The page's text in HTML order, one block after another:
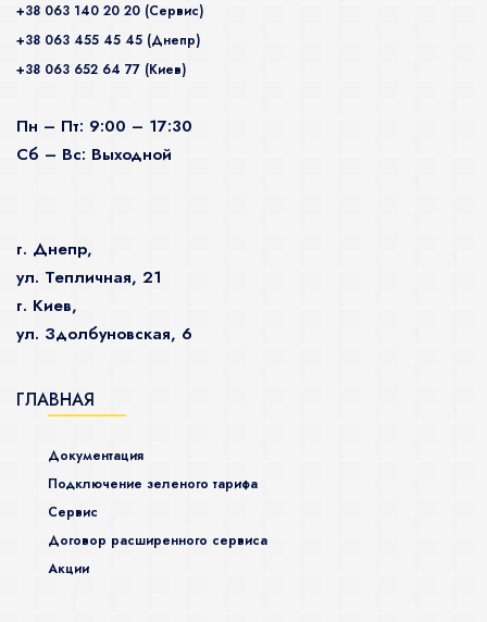
+38 063 140 20 20 (Сервис)
+38 063 455 45 45 (Днепр)
+38 063 652 64 77 (Киев)
Пн – Пт: 9:00 – 17:30
Сб – Вс: Выходной
г. Днепр,
ул. Тепличная, 21
г. Киев,
ул. Здолбуновская, 6
ГЛАВНАЯ
Документация
Подключение зеленого тарифа
Сервис
Договор расширенного сервиса
Акции